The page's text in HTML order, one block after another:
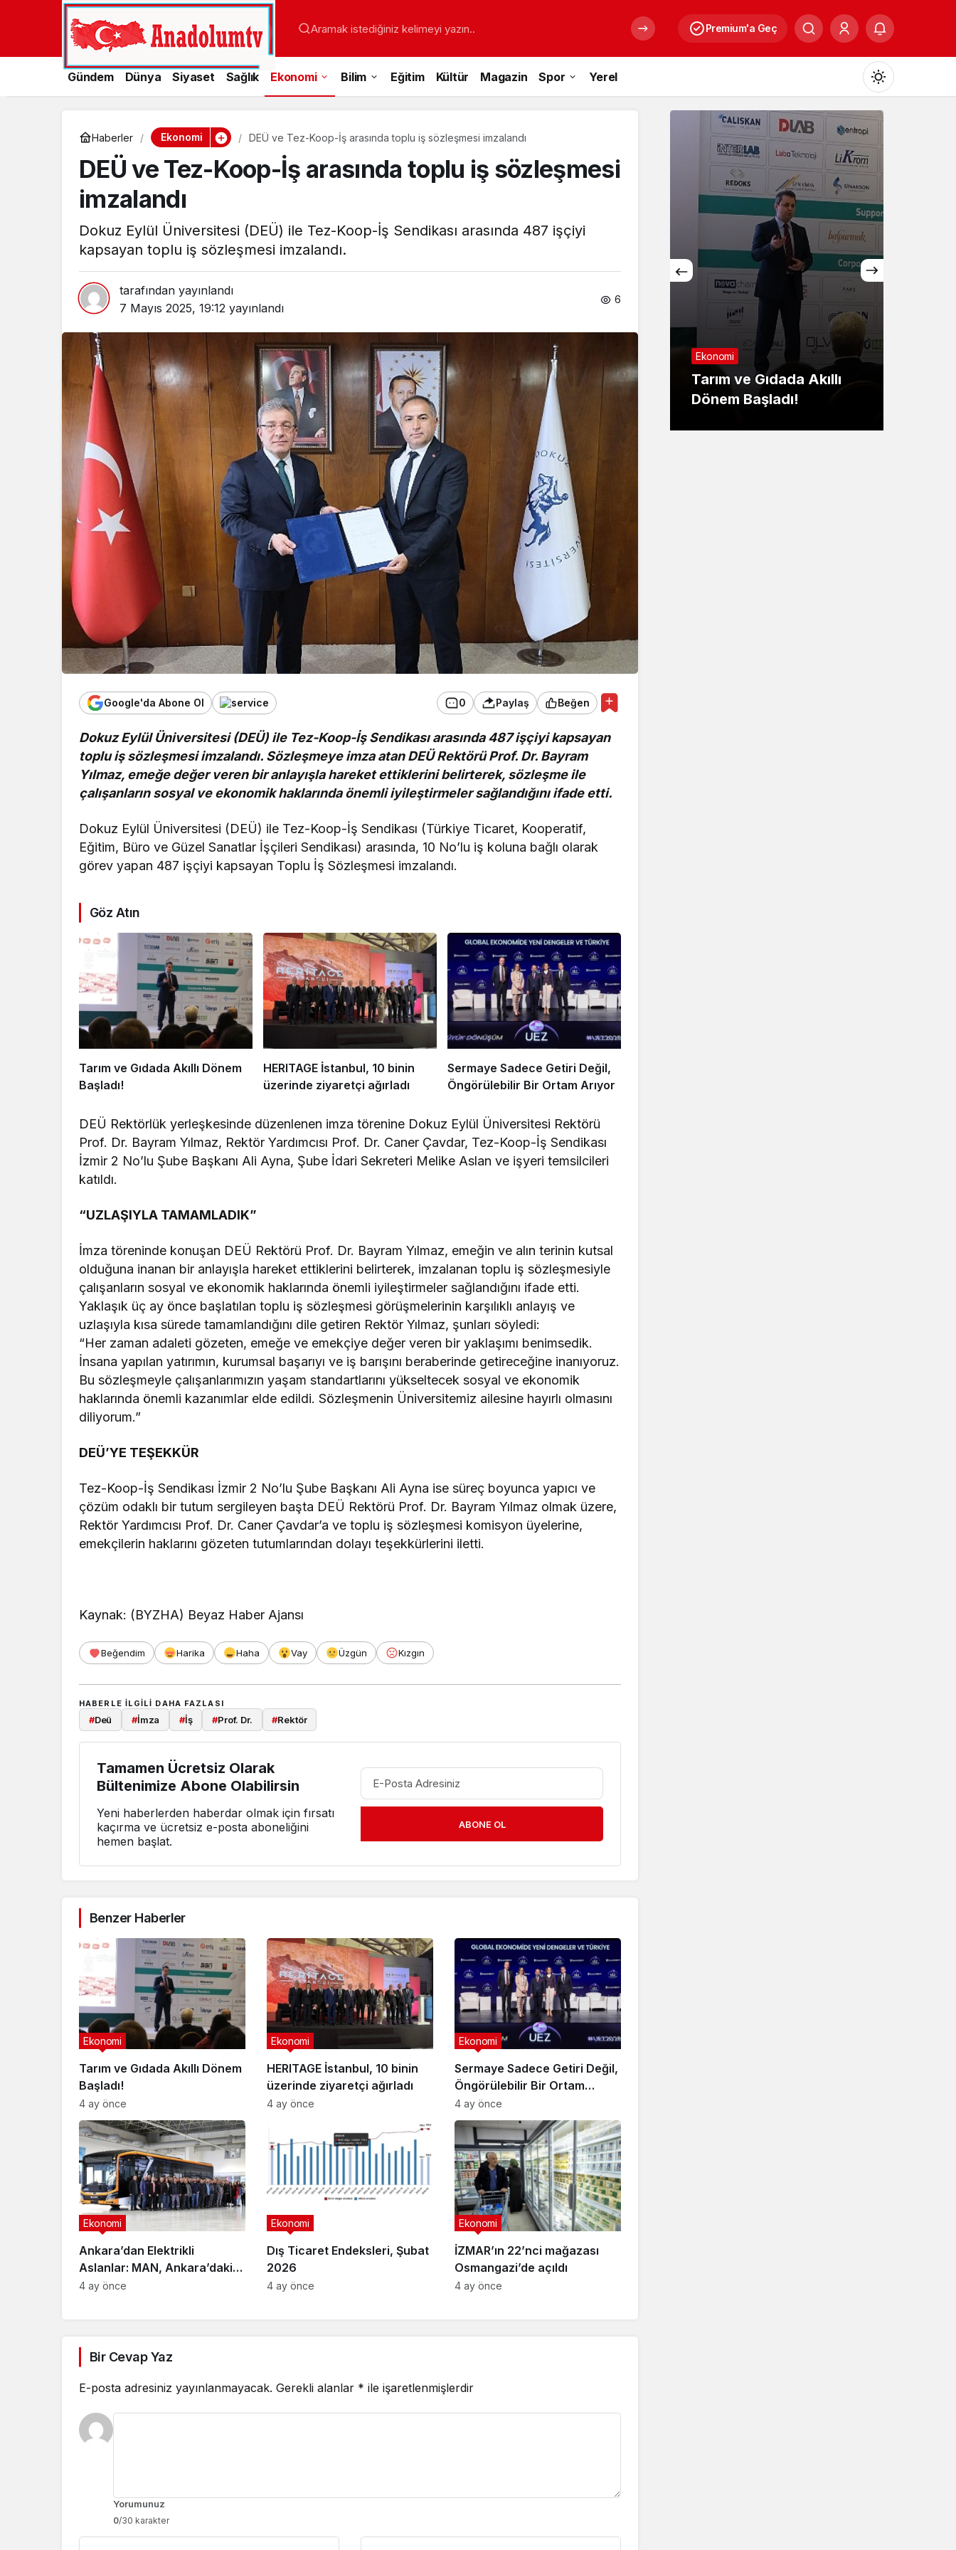
Aramak istediğiniz kelimeyi yazın.. Premium'a Geç
Gündem Dünya Siyaset Sağlık Ekonomi Bilim Eğitim Kültür Magazin Spor Yerel
Mod
değiştir
Gündüz Modu
Gündüz modunu seçin.
Gece Modu
Gece modunu seçin.
Sistem Modu
Sistem modunu seçin.
Haberler Ekonomi DEÜ ve Tez-Koop-İş arasında toplu iş sözleşmesi imzalandı
DEÜ ve Tez-Koop-İş arasında toplu iş sözleşmesi
imzalandı
Dokuz Eylül Üniversitesi (DEÜ) ile Tez-Koop-İş Sendikası arasında 487 işçiyi
kapsayan toplu iş sözleşmesi imzalandı.
tarafından yayınlandı
7 Mayıs 2025, 19:12 yayınlandı
6
Google'da Abone Ol 0 Paylaş Beğen
Dokuz Eylül Üniversitesi (DEÜ) ile Tez-Koop-İş Sendikası arasında 487 işçiyi kapsayan
toplu iş sözleşmesi imzalandı. Sözleşmeye imza atan DEÜ Rektörü Prof. Dr. Bayram
Yılmaz, emeğe değer veren bir anlayışla hareket ettiklerini belirterek, sözleşme ile
çalışanların sosyal ve ekonomik haklarında önemli iyileştirmeler sağlandığını ifade etti.
Dokuz Eylül Üniversitesi (DEÜ) ile Tez-Koop-İş Sendikası (Türkiye Ticaret, Kooperatif,
Eğitim, Büro ve Güzel Sanatlar İşçileri Sendikası) arasında, 10 No’lu iş koluna bağlı olarak
görev yapan 487 işçiyi kapsayan Toplu İş Sözleşmesi imzalandı.
Göz Atın
Tarım ve Gıdada Akıllı Dönem
Başladı!
HERITAGE İstanbul, 10 binin
üzerinde ziyaretçi ağırladı
Sermaye Sadece Getiri Değil,
Öngörülebilir Bir Ortam Arıyor
DEÜ Rektörlük yerleşkesinde düzenlenen imza törenine Dokuz Eylül Üniversitesi Rektörü
Prof. Dr. Bayram Yılmaz, Rektör Yardımcısı Prof. Dr. Caner Çavdar, Tez-Koop-İş Sendikası
İzmir 2 No’lu Şube Başkanı Ali Ayna, Şube İdari Sekreteri Melike Aslan ve işyeri temsilcileri
katıldı.
“UZLAŞIYLA TAMAMLADIK”
İmza töreninde konuşan DEÜ Rektörü Prof. Dr. Bayram Yılmaz, emeğin ve alın terinin kutsal
olduğuna inanan bir anlayışla hareket ettiklerini belirterek, imzalanan toplu iş sözleşmesiyle
çalışanların sosyal ve ekonomik haklarında önemli iyileştirmeler sağlandığını ifade etti.
Yaklaşık üç ay önce başlatılan toplu iş sözleşmesi görüşmelerinin karşılıklı anlayış ve
uzlaşıyla kısa sürede tamamlandığını dile getiren Rektör Yılmaz, şunları söyledi:
“Her zaman adaleti gözeten, emeğe ve emekçiye değer veren bir yaklaşımı benimsedik.
İnsana yapılan yatırımın, kurumsal başarıyı ve iş barışını beraberinde getireceğine inanıyoruz.
Bu sözleşmeyle çalışanlarımızın yaşam standartlarını yükseltecek sosyal ve ekonomik
haklarında önemli kazanımlar elde edildi. Sözleşmenin Üniversitemiz ailesine hayırlı olmasını
diliyorum.”
DEÜ’YE TEŞEKKÜR
Tez-Koop-İş Sendikası İzmir 2 No’lu Şube Başkanı Ali Ayna ise süreç boyunca yapıcı ve
çözüm odaklı bir tutum sergileyen başta DEÜ Rektörü Prof. Dr. Bayram Yılmaz olmak üzere,
Rektör Yardımcısı Prof. Dr. Caner Çavdar’a ve toplu iş sözleşmesi komisyon üyelerine,
emekçilerin haklarını gözeten tutumlarından dolayı teşekkürlerini iletti.
Kaynak: (BYZHA) Beyaz Haber Ajansı
Beğendim Harika Haha Vay Üzgün Kızgın
HABERLE ILGILI DAHA FAZLASI
#Deü #İmza #İş #Prof. Dr. #Rektör
Tamamen Ücretsiz Olarak
Bültenimize Abone Olabilirsin
Yeni haberlerden haberdar olmak için fırsatı
kaçırma ve ücretsiz e-posta aboneliğini
hemen başlat.
ABONE OL
Benzer Haberler
Tarım ve Gıdada Akıllı Dönem
Başladı!
Ekonomi
4 ay önce
HERITAGE İstanbul, 10 binin
üzerinde ziyaretçi ağırladı
Ekonomi
4 ay önce
Sermaye Sadece Getiri Değil,
Öngörülebilir Bir Ortam
Arıyor
Ekonomi
4 ay önce
Ankara’dan Elektrikli
Aslanlar: MAN, Ankara’daki
fabrikasında eBus üretimine
Ekonomi
4 ay önce
Dış Ticaret Endeksleri, Şubat
2026
Ekonomi
4 ay önce
İZMAR’ın 22’nci mağazası
Osmangazi’de açıldı
Ekonomi
4 ay önce
Bir Cevap Yaz
E-posta adresiniz yayınlanmayacak. Gerekli alanlar * ile işaretlenmişlerdir
Yorumunuz
0/30 karakter
Spor
Türkiye’nin En Uzun
Maratonu Başladı
Ekonomi
Tarım ve Gıdada Akıllı
Dönem Başladı!
Sağlık
Nilüfer’de ‘Parkinsonla
Yaşamak’ masaya
yatırıldı